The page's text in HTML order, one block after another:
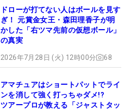
ドローが打てない人はボールを見す
ぎ！ 元賞金女王・森田理香子が明
かした「右ツマ先前の仮想ボール」
の真実
2026年7月28日 (火) 12時00分 68
アマチュアはショートパットでライ
ンを消して強く打っちゃダメ!?
ツアープロが教える「ジャストタッ